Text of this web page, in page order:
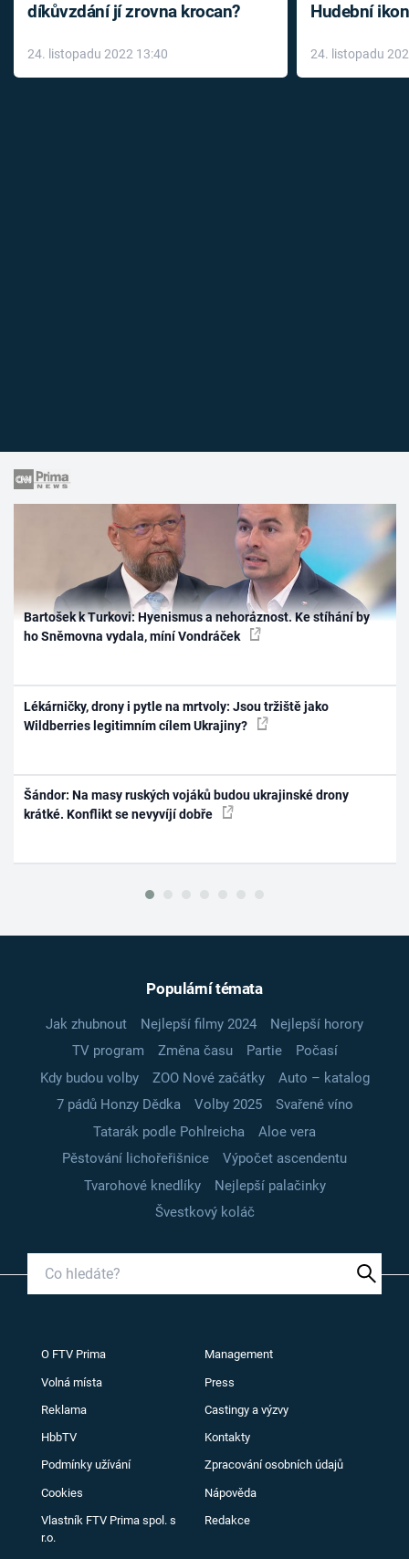
díkůvzdání jí zrovna krocan?
24. listopadu 2022 13:40
Hudební
léky
24. listopadu
Bartošek k Turkovi: Hyenismus a nehoráznost. Ke stíhání by
ho Sněmovna vydala, míní Vondráček
Lékárničky, drony i pytle na mrtvoly: Jsou tržiště jako
Wildberries legitimním cílem Ukrajiny?
Šándor: Na masy ruských vojáků budou ukrajinské drony
krátké. Konflikt se nevyvíjí dobře
Populární témata
Jak zhubnout Nejlepší filmy 2024
Nejlepší horory
TV program
Změna času Partie
Počasí
Kdy budou volby
ZOO Nové začátky
Auto – katalog
7 pádů Honzy Dědka
Volby 2025
Svařené víno
Tatarák podle Pohlreicha
Aloe vera
Pěstování lichořeřišnice
Výpočet ascendentu
Tvarohové knedlíky
Nejlepší palačinky
Švestkový koláč
O FTV Prima Management
Volná místa Press
Reklama Castingy a výzvy
HbbTV Kontakty
Podmínky užívání Zpracování osobních údajů
Cookies Nápověda
Vlastník FTV Prima spol. s
r.o.
Redakce